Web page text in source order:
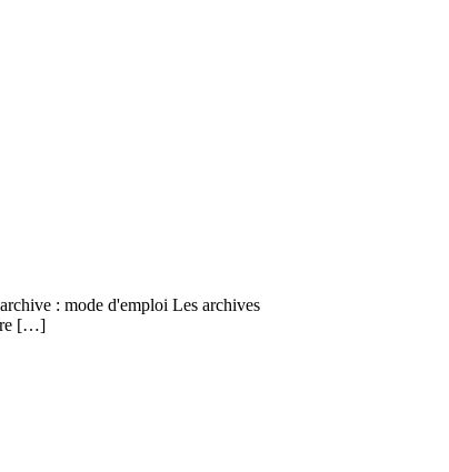
: mode d'emploi Les archives
[…]